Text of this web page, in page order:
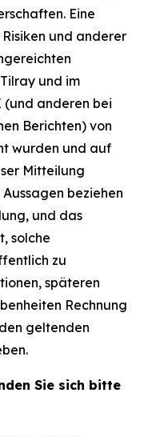
Eine
und anderer
und im
anderen bei
Berichten) von
wurden und auf
Mitteilung
beziehen
und das
solche
zu
späteren
Rechnung
geltenden
Sie sich bitte